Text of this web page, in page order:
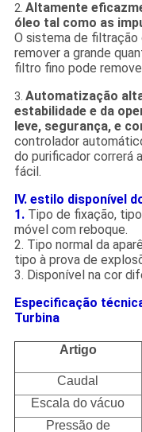
2. Altamente
óleo tal como as
O sistema de
remover a grande
filtro fino pode
3. Automatização
estabilidade e da
leve, segurança, e
controlador
do purificador correrá
fácil.
IV. estilo disponível
1. Tipo de fixação,
móvel com reboque.
2. Tipo normal da
tipo à prova de
3. Disponível na cor
Especificação
Turbina
Artigo
Caudal
Escala do vácuo
Pressão de